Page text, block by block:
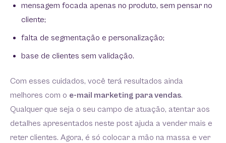
mensagem focada apenas no produto, sem pensar no
cliente;
falta de segmentação e personalização;
base de clientes sem validação.
Com esses cuidados, você terá resultados ainda
melhores com o e-mail marketing para vendas.
Qualquer que seja o seu campo de atuação, atentar aos
detalhes apresentados neste post ajuda a vender mais e
reter clientes. Agora, é só colocar a mão na massa e ver